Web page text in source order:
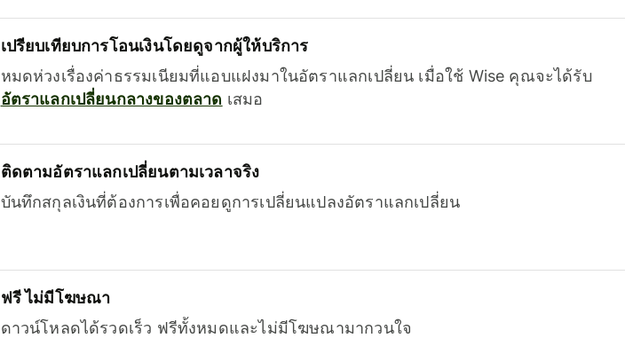
เปรียบเทียบการโอนเงินโดยดูจากผู้ให้บริการ
หมดห่วงเรื่องค่าธรรมเนียมที่แอบแฝงมาในอัตราแลกเปลี่ยน เมื่อใช้ Wise คุณจะได้รับ
อัตราแลกเปลี่ยนกลางของตลาด เสมอ
ติดตามอัตราแลกเปลี่ยนตามเวลาจริง
บันทึกสกุลเงินที่ต้องการเพื่อคอยดูการเปลี่ยนแปลงอัตราแลกเปลี่ยน
ฟรี ไม่มีโฆษณา
ดาวน์โหลดได้รวดเร็ว ฟรีทั้งหมดและไม่มีโฆษณามากวนใจ